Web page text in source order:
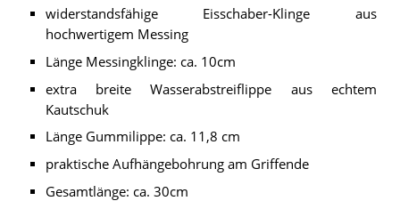
widerstandsfähige Eisschaber-Klinge aus
hochwertigem Messing
Länge Messingklinge: ca. 10cm
extra breite Wasserabstreiflippe aus echtem
Kautschuk
Länge Gummilippe: ca. 11,8 cm
praktische Aufhängebohrung am Griffende
Gesamtlänge: ca. 30cm